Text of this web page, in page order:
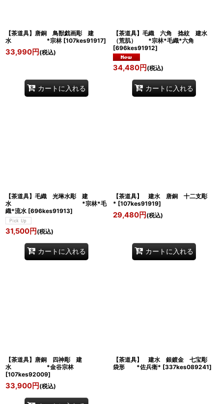
【茶道具】唐銅 鳥獣戯画彫 建
水 *宗林 [107kes91917]
33,990円 (税込)
カートに入れる
【茶道具】毛織 六角 捻紋 建水
（荒肌） *宗林*毛織*六角
[696kes91912]
34,480円 (税込)
カートに入れる
【茶道具】毛織 光琳水彫 建
水 *宗林*毛
織*流水 [696kes91913]
31,500円 (税込)
カートに入れる
【茶道具】 建水 唐銅 十二支彫
* [107kes91919]
29,480円 (税込)
カートに入れる
【茶道具】唐銅 四神彫 建
水 *金谷宗林
[107kes92009]
33,900円 (税込)
【茶道具】 建水 銀鍍金 七宝彫
袋形 *佐兵衛* [337kes089241]